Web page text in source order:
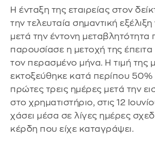
Η ένταξη της εταιρείας στον
την τελευταία σημαντική
μετά την έντονη μεταβλητότητα
παρουσίασε η μετοχή της
τον περασμένο μήνα. Η τιμή της
εκτοξεύθηκε κατά περίπου 50%
πρώτες τρεις ημέρες μετά την
στο χρηματιστήριο, στις 12
χάσει μέσα σε λίγες ημέρες
κέρδη που είχε καταγράψει.